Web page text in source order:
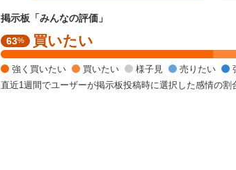
掲示板「みんなの評価」
強
く
買
い
63% 買いたい
強く買いたい 買いたい 様子見 売りたい
直近1週間でユーザーが掲示板投稿時に選択した感情の割